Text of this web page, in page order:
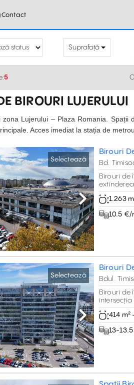
Contact
Suprafață
5
BIROURI LUJERULUI
zona Lujerului – Plaza Romania. Spații
Acces imediat la stația de
Selectează
Next
Birouri
Bd.
Birouri de
metrou
1.263
10.5 €/
Selectează
Next
Birouri
Bdul.
Birouri de
intersecția
centrul
414 m²
13-